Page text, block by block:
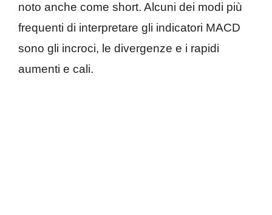
noto anche come short. Alcuni dei modi più
frequenti di interpretare gli indicatori MACD
sono gli incroci, le divergenze e i rapidi
aumenti e cali.